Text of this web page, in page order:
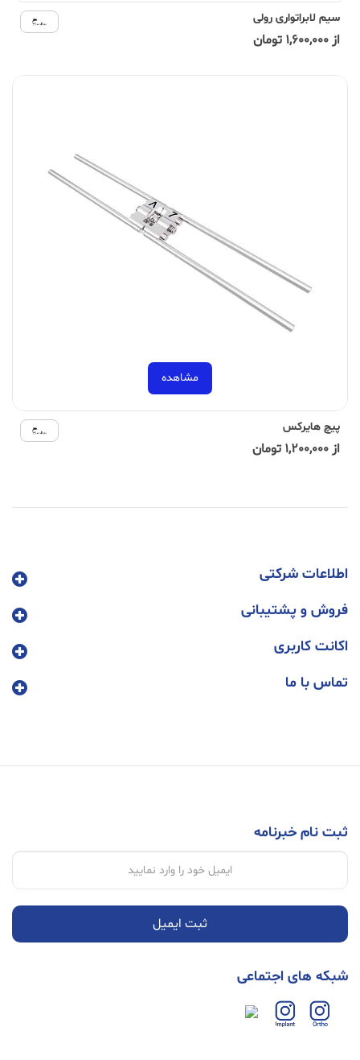
سیم لابراتواری رولی
از 1,600,000 تومان
مشاهده
پیچ هایرکس
از 1,200,000 تومان
اطلاعات شرکتی
فروش و پشتیبانی
اکانت کاربری
تماس با ما
ثبت نام خبرنامه
ثبت ایمیل
شبکه های اجتماعی